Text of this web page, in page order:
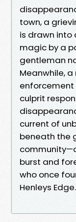
town, a
is drawn into
magic by a
gentleman
Meanwhile,
enforcement
culprit
current of
beneath the
burst and
who once
Henleys Edge.